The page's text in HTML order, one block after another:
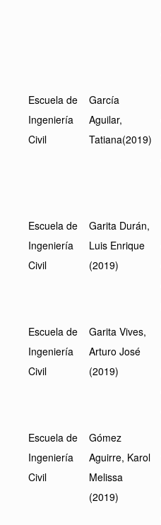
Escuela de
Ingeniería
Civil
García
Aguilar,
Tatiana(2019)
Escuela de
Ingeniería
Civil
Garita Durán,
Luis Enrique
(2019)
Escuela de
Ingeniería
Civil
Garita Vives,
Arturo José
(2019)
Escuela de
Ingeniería
Civil
Gómez
Aguirre, Karol
Melissa
(2019)